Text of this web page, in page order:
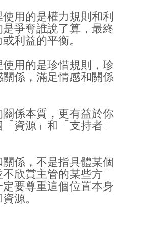
用的是權力規則和利
爭奪誰說了算，最終
利益的平衡。
用的是珍惜規則，珍
係，滿足情感和關係
係本質，更有益於你
資源」和「支持者」
係，不是指具體某個
欣賞主管的某些方
要尊重這個位置本身
源。